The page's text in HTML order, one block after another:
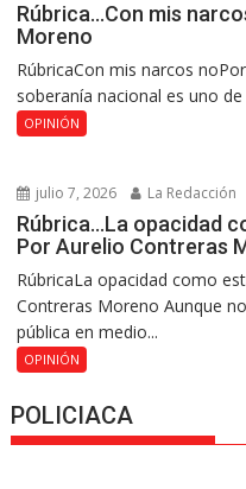
Rúbrica…Con mis
Moreno
RúbricaCon mis narcos
soberanía nacional es uno
OPINIÓN
julio 7, 2026 La Redacción
Rúbrica…La opacidad
Por Aurelio Contreras
RúbricaLa opacidad como
Contreras Moreno Aunque
pública en medio...
OPINIÓN
POLICIACA